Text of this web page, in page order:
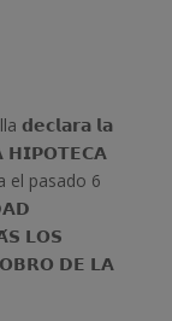
𝗱𝗲𝗰𝗹𝗮𝗿𝗮 𝗹𝗮
𝗛𝗜𝗣𝗢𝗧𝗘𝗖𝗔
el pasado 6
𝗟𝗢𝗦
𝗗𝗘 𝗟𝗔